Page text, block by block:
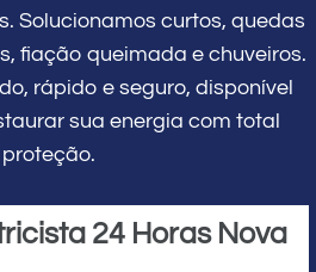
Solucionamos curtos, quedas
fiação queimada e chuveiros.
rápido e seguro, disponível
sua energia com total
proteção.
24 Horas Nova